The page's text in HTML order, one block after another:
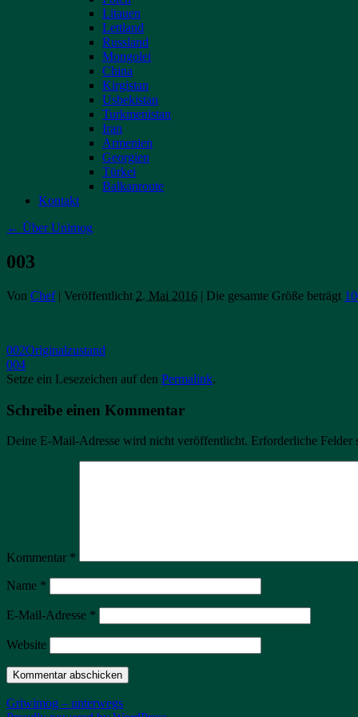
Litauen
Lettland
Russland
Mongolei
China
Kirgistan
Usbekistan
Turkmenistan
Iran
Armenien
Georgien
Türkei
Balkanroute
Kontakt
← Über Unimog
003
Von Chef | Veröffentlicht 2. Mai 2016 | Die gesamte Größe beträgt
002Originalzustand
004
Setze ein Lesezeichen auf den Permalink.
Schreibe einen Kommentar
Deine E-Mail-Adresse wird nicht veröffentlicht. Erforderliche Felder
Kommentar *
Name *
E-Mail-Adresse *
Website
Griwimog – unterwegs